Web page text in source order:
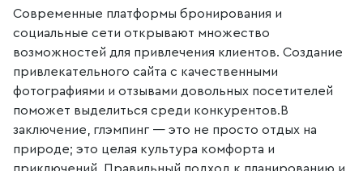
Современные платформы бронирования и
социальные сети открывают множество
возможностей для привлечения клиентов. Создание
привлекательного сайта с качественными
фотографиями и отзывами довольных посетителей
поможет выделиться среди конкурентов.В
заключение, глэмпинг — это не просто отдых на
природе; это целая культура комфорта и